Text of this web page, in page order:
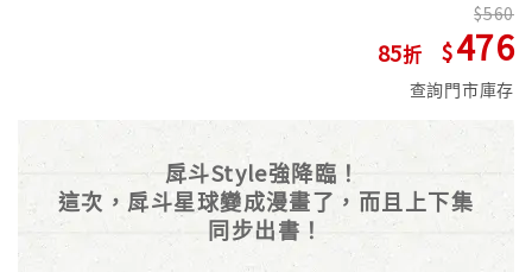
85
560
476
查詢門市庫存
戽斗Style強降臨！
這次，戽斗星球變成漫畫了，而且上下集
同步出書！